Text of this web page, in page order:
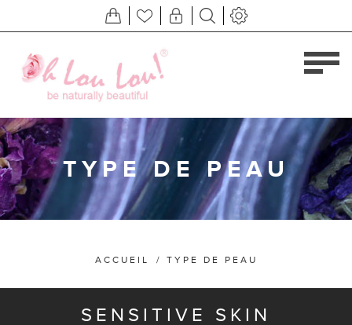
TYPE DE PEAU
ACCUEIL / TYPE DE PEAU
SENSITIVE SKIN